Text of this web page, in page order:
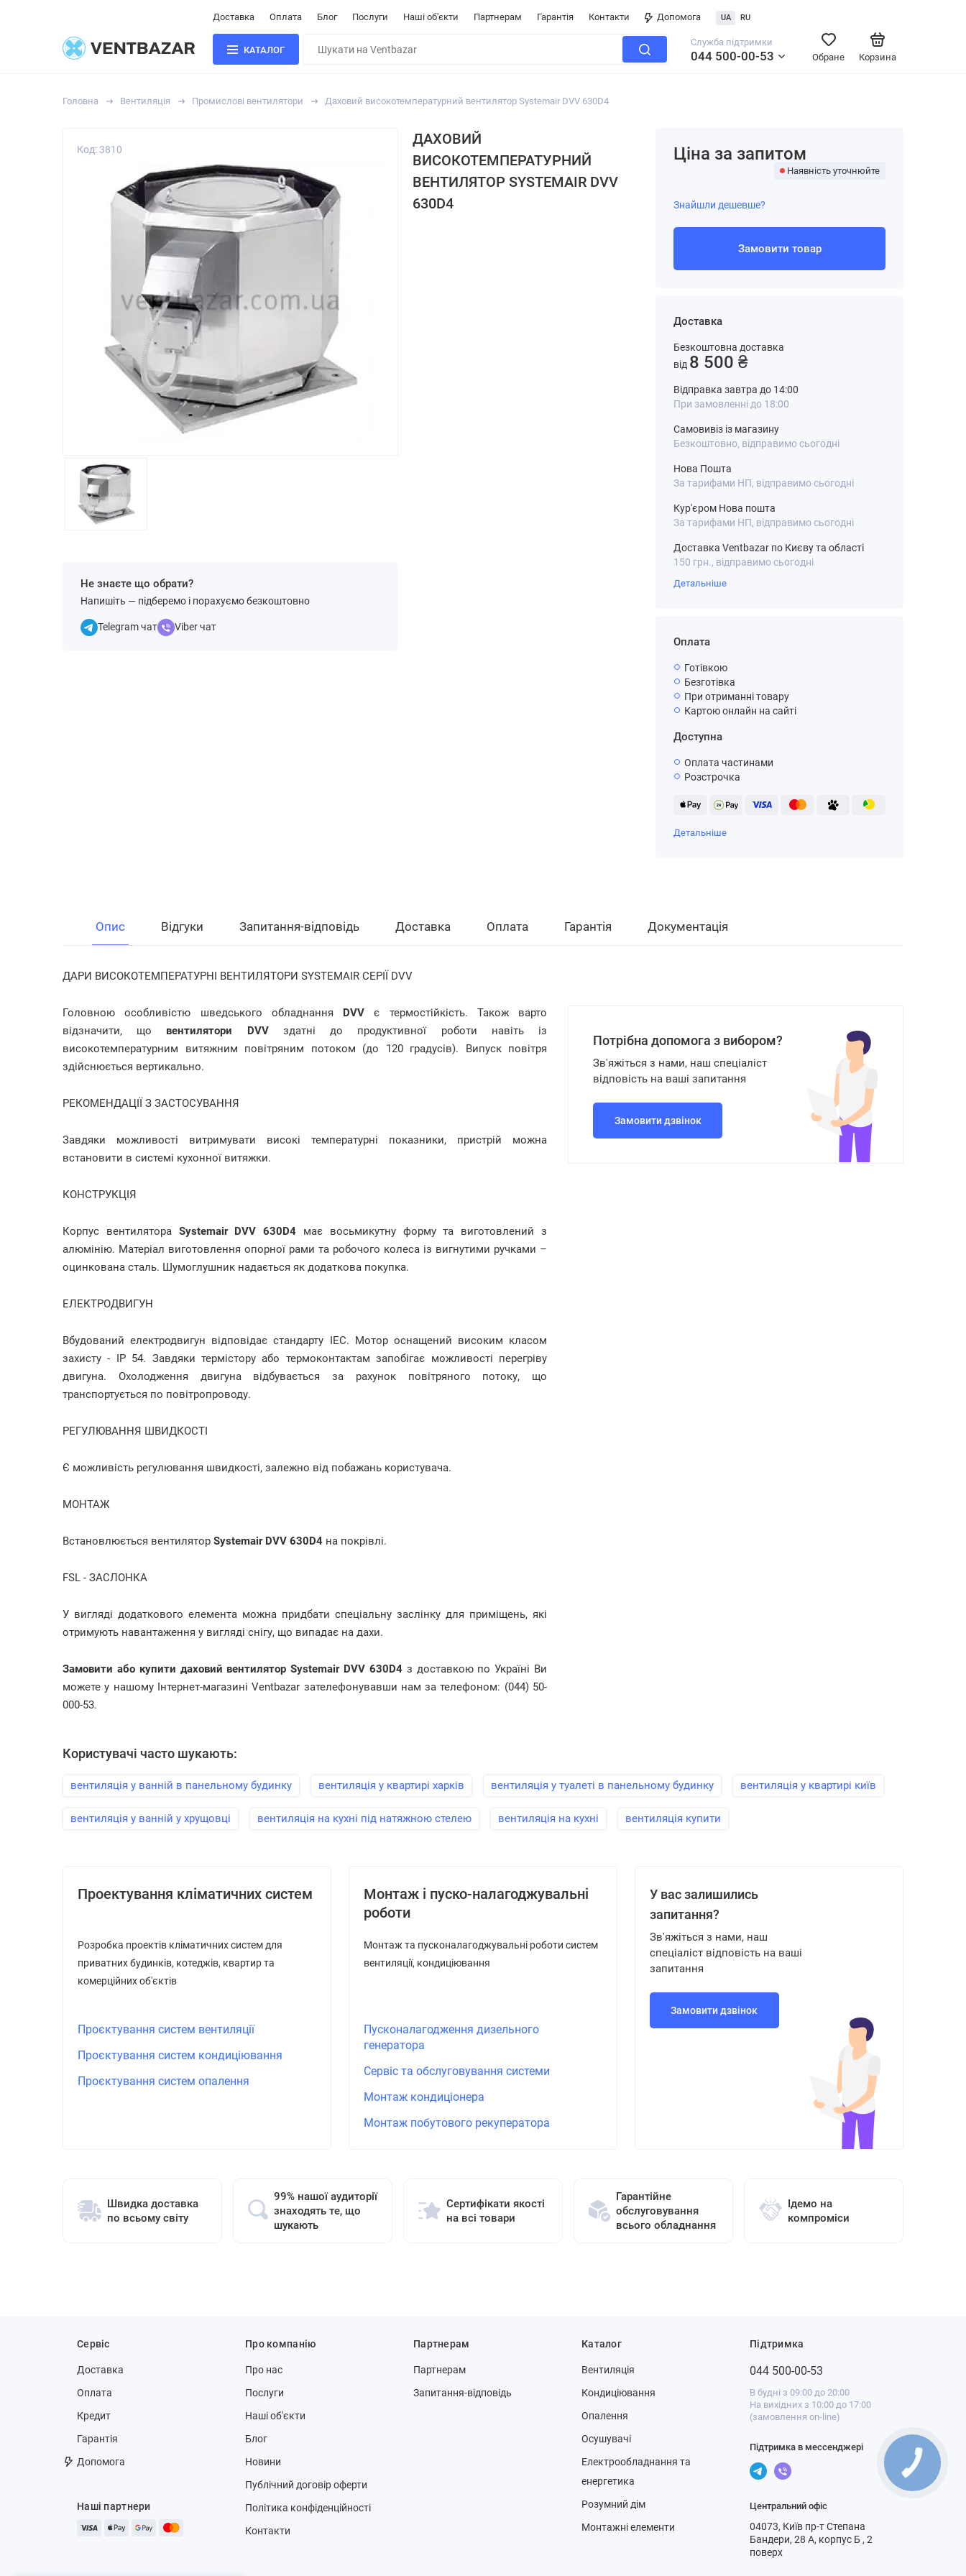
Доставка Оплата Блог Послуги Наші об'єкти Партнерам Гарантія Контакти Допомога UA RU
КАТАЛОГ
Служба підтримки
044 500-00-53 Корзина
Обране
Головна Вентиляція Промислові вентилятори Даховий високотемпературний вентилятор Systemair DVV 630D4
Код: 3810
Не знаєте що обрати?
Напишіть — підберемо і порахуємо безкоштовно
Telegram чат Viber чат
ДАХОВИЙ
ВИСОКОТЕМПЕРАТУРНИЙ
ВЕНТИЛЯТОР SYSTEMAIR DVV
630D4
Ціна за запитом
Наявність уточнюйте
Знайшли дешевше?
Замовити товар
Доставка
Безкоштовна доставка
від 8 500 ₴
Відправка завтра до 14:00
При замовленні до 18:00
Самовивіз із магазину
Безкоштовно, відправимо сьогодні
Нова Пошта
За тарифами НП, відправимо сьогодні
Кур'єром Нова пошта
За тарифами НП, відправимо сьогодні
Доставка Ventbazar по Києву та області
150 грн., відправимо сьогодні
Детальніше
Оплата
Готівкою
Безготівка
При отриманні товару
Картою онлайн на сайті
Доступна
Оплата частинами
Розстрочка
Детальніше
Опис Відгуки Запитання-відповідь Доставка Оплата Гарантія Документація
ДАРИ ВИСОКОТЕМПЕРАТУРНІ ВЕНТИЛЯТОРИ SYSTEMAIR СЕРІЇ DVV
Головною особливістю шведського обладнання DVV є термостійкість. Також варто
відзначити, що вентилятори DVVздатні до продуктивної роботи навіть із
високотемпературним витяжним повітряним потоком (до 120 градусів). Випуск повітря
здійснюється вертикально.
РЕКОМЕНДАЦІЇ З ЗАСТОСУВАННЯ
Завдяки можливості витримувати високі температурні показники, пристрій можна
встановити в системі кухонної витяжки.
КОНСТРУКЦІЯ
Корпус вентилятора Systemair DVV 630D4 має восьмикутну форму та виготовлений з
алюмінію. Матеріал виготовлення опорної рами та робочого колеса із вигнутими ручками –
оцинкована сталь. Шумоглушник надається як додаткова покупка.
ЕЛЕКТРОДВИГУН
Вбудований електродвигун відповідає стандарту IEC. Мотор оснащений високим класом
захисту - IP 54. Завдяки термістору або термоконтактам запобігає можливості перегріву
двигуна. Охолодження двигуна відбувається за рахунок повітряного потоку, що
транспортується по повітропроводу.
РЕГУЛЮВАННЯ ШВИДКОСТІ
Є можливість регулювання швидкості, залежно від побажань користувача.
МОНТАЖ
Встановлюється вентилятор Systemair DVV 630D4 на покрівлі.
FSL - ЗАСЛОНКА
У вигляді додаткового елемента можна придбати спеціальну заслінку для приміщень, які
отримують навантаження у вигляді снігу, що випадає на дахи.
Замовити або купити даховий вентилятор Systemair DVV 630D4з доставкою по Україні Ви
можете у нашому Інтернет-магазині Ventbazar зателефонувавши нам за телефоном: (044) 50-
000-53.
Потрібна допомога з вибором?
Зв'яжіться з нами, наш спеціаліст
відповість на ваші запитання
Замовити дзвінок
Користувачі часто шукають:
вентиляція у ванній в панельному будинку вентиляція у квартирі харків вентиляція у туалеті в панельному будинку вентиляція у квартирі київ
вентиляція у ванній у хрущовці вентиляція на кухні під натяжною стелею вентиляція на кухні вентиляція купити
Проектування кліматичних систем
Розробка проектів кліматичних систем для
приватних будинків, котеджів, квартир та
комерційних об'єктів
Проєктування систем вентиляції
Проєктування систем кондиціювання
Проєктування систем опалення
Монтаж і пуско-налагоджувальні
роботи
Монтаж та пусконалагоджувальні роботи систем
вентиляції, кондиціювання
Пусконалагодження дизельного
генератора
Сервіс та обслуговування системи
Монтаж кондиціонера
Монтаж побутового рекуператора
У вас залишились
запитання?
Зв'яжіться з нами, наш
спеціаліст відповість на ваші
запитання
Замовити дзвінок
Швидка доставка
по всьому світу
99% нашої аудиторії
знаходять те, що
шукають
Сертифікати якості
на всі товари
Гарантійне
обслуговування
всього обладнання
Ідемо на
компроміси
Сервіс
Доставка
Оплата
Кредит
Гарантія
Допомога
Наші партнери
Про компанію
Про нас
Послуги
Наші об'єкти
Блог
Новини
Публічний договір оферти
Політика конфіденційності
Контакти
Партнерам
Партнерам
Запитання-відповідь
Каталог
Вентиляція
Кондиціювання
Опалення
Осушувачі
Електрообладнання та
енергетика
Розумний дім
Монтажні елементи
Підтримка
044 500-00-53
В будні з 09:00 до 20:00
На вихідних з 10:00 до 17:00
(замовлення on-line)
Підтримка в мессенджері
Центральний офіс
04073, Київ пр-т Степана
Бандери, 28 А, корпус Б , 2
поверх